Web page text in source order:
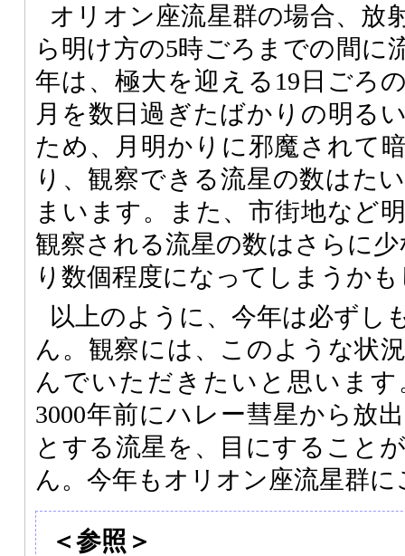
オリオン座流星群の場合、放
ら明け方の5時ごろまでの間に
年は、極大を迎える19日ごろ
月を数日過ぎたばかりの明る
ため、月明かりに邪魔されて
り、観察できる流星の数はた
まいます。また、市街地など
観察される流星の数はさらに
り数個程度になってしまうか
以上のように、今年は必ずし
ん。観察には、このような状
んでいただきたいと思いま
3000年前にハレー彗星から放
とする流星を、目にすること
ん。今年もオリオン座流星群
＜参照＞